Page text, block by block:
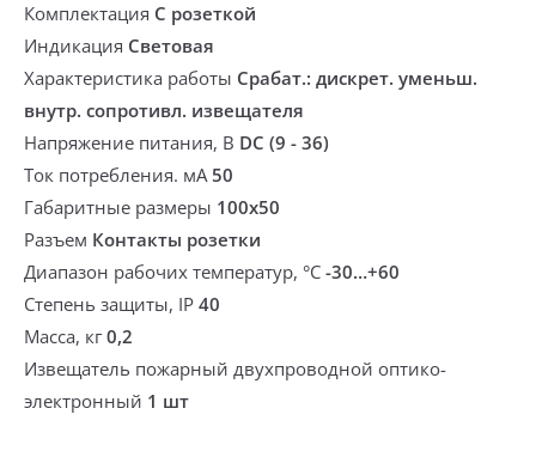
Комплектация С розеткой
Индикация Световая
Характеристика работы Срабат.: дискрет. уменьш.
внутр. сопротивл. извещателя
Напряжение питания, В DC (9 - 36)
Ток потребления. мА50
Габаритные размеры 100x50
Разъем Контакты розетки
Диапазон рабочих температур, °С -30…+60
Степень защиты, IP 40
Масса, кг0,2
Извещатель пожарный двухпроводной оптико-
электронный 1 шт